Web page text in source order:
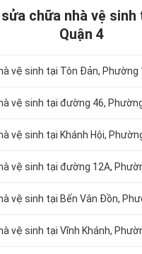
chữa nhà vệ
Quận 4
vệ sinh tại Tôn Ðản, Phường
vệ sinh tại đường 46,
vệ sinh tại Khánh Hội,
vệ sinh tại đường 12A,
vệ sinh tại Bến Vân Đồn,
vệ sinh tại Vĩnh Khánh,